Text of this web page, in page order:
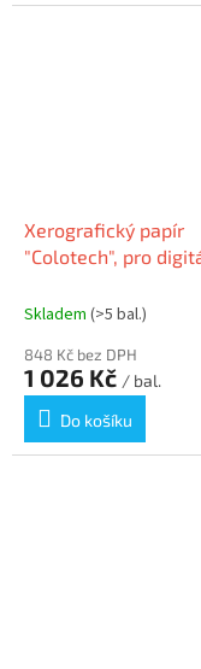
Xerografický papír
"Colotech", pro
Skladem (>5 bal.)
848 Kč bez DPH
1 026 Kč / bal.
Do košíku